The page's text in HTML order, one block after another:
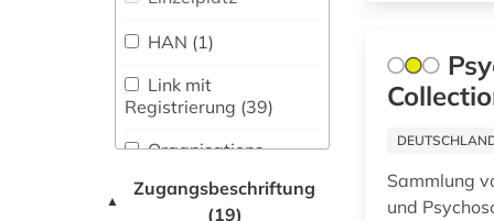
Musikwissenschaft
(36)
Natur- und
Umweltschutz (20)
Pädagogik (56)
Philosophie (39)
arbeitsmedizin (2)
arbeitsrecht (4)
arbeitssicherheit (2)
HAN (1)
Link mit
Registrierung (39)
Organisations-
▲
Zugangsbeschriftung
(19)
Sammlung
und